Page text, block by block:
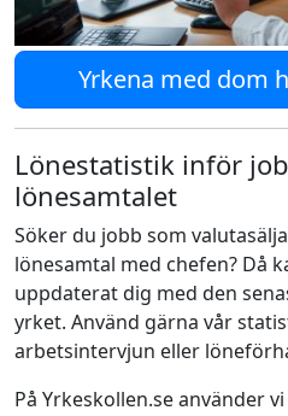
Yrkena med dom
Lönestatistik inför
lönesamtalet
Söker du jobb som
lönesamtal med chefen? Då
uppdaterat dig med den
yrket. Använd gärna vår
arbetsintervjun eller
På Yrkeskollen.se använder